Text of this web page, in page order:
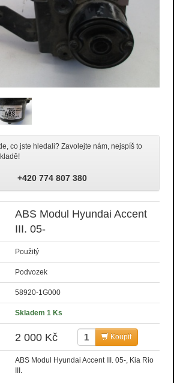
co jste hledali? Zavolejte nám, nejspíš to
+420 774 807 380
ABS Modul Hyundai Accent
III. 05-
Použitý
Podvozek
58920-1G000
Skladem 1 Ks
2 000 Kč Koupit
ABS Modul Hyundai Accent III. 05-, Kia Rio
III.